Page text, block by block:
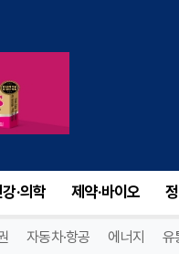
·의학 제약·바이오
자동차·항공 에너지 유